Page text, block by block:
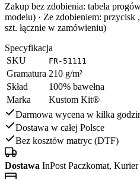
Zakup bez zdobienia: tabela
modelu) · Ze zdobieniem: przycisk
szt. łącznie w zamówieniu)
Specyfikacja
SKU
FR-51111
Gramatura 210 g/m²
Skład
100% bawełna
Marka
Kustom Kit®
Darmowa wycena w kilka
Dostawa w całej Polsce
Bez kosztów matryc (DTF)
Dostawa InPost Paczkomat,